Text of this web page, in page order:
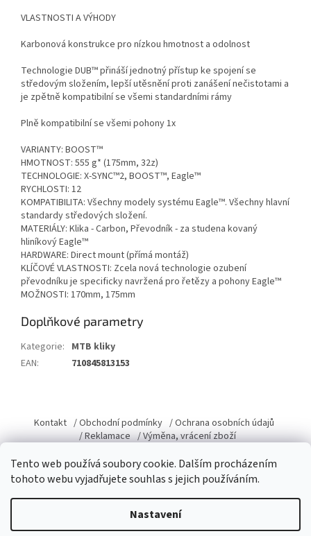
Tento web používá soubory cookie. Dalším procházením
tohoto webu vyjadřujete souhlas s jejich používáním.
Nastavení
VLASTNOSTI A VÝHODY
Karbonová konstrukce pro nízkou hmotnost a odolnost
Technologie DUB™ přináší jednotný přístup ke spojení se
středovým složením, lepší utěsnění proti zanášení nečistotami a
je zpětně kompatibilní se všemi standardními rámy
Plně kompatibilní se všemi pohony 1x
VARIANTY: BOOST™
HMOTNOST: 555 g* (175mm, 32z)
TECHNOLOGIE: X-SYNC™2, BOOST™, Eagle™
RYCHLOSTI: 12
KOMPATIBILITA: Všechny modely systému Eagle™. Všechny hlavní
standardy středových složení.
MATERIÁLY: Klika - Carbon, Převodník - za studena kovaný
hliníkový Eagle™
HARDWARE: Direct mount (přímá montáž)
KLÍČOVÉ VLASTNOSTI: Zcela nová technologie ozubení
převodníku je specificky navržená pro řetězy a pohony Eagle™
MOŽNOSTI: 170mm, 175mm
Doplňkové parametry
Kategorie: MTB kliky
EAN: 710845813153
p
a
Kontakt / Obchodní podmínky / Ochrana osobních údajů
/ Reklamace / Výměna, vrácení zboží